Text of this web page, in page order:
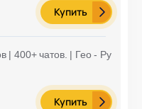
Купить
| 400+ чатов. | Гео - Ру
Купить